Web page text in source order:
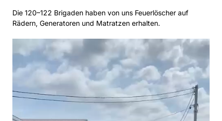
Die 120–122 Brigaden haben von uns Feuerlöscher auf
Rädern, Generatoren und Matratzen erhalten.